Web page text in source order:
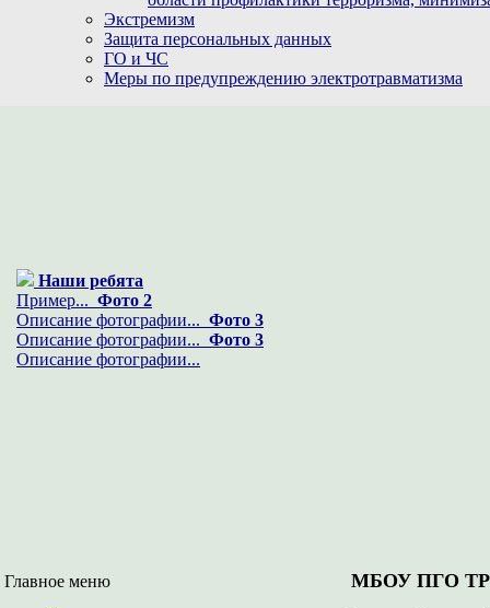
Экстремизм
Защита персональных данных
ГО и ЧС
Меры по предупреждению электротравматизма
Наши ребята
Пример... Фото 2
Описание фотографии... Фото 3
Описание фотографии... Фото 3
Описание фотографии...
Главное меню
МБОУ ПГО